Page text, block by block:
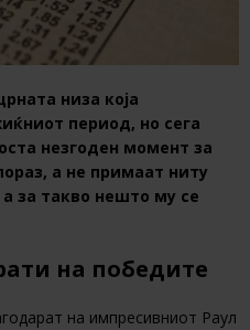
низа која
период, но сега
незгоден момент за
а не примаат ниту
за такво нешто му се
на победите
на импресивниот Раул